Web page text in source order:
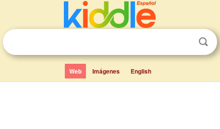
Web Imágenes English